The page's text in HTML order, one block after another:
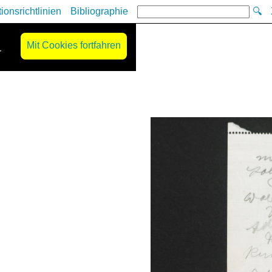
Bibliographie 🔍
Mit Cookies fortfahren